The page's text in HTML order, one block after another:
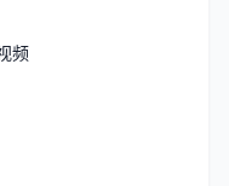
频